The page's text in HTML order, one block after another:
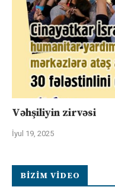
Vəhşiliyin zirvəsi
İyul 19, 2025
BIZIM VIDEO